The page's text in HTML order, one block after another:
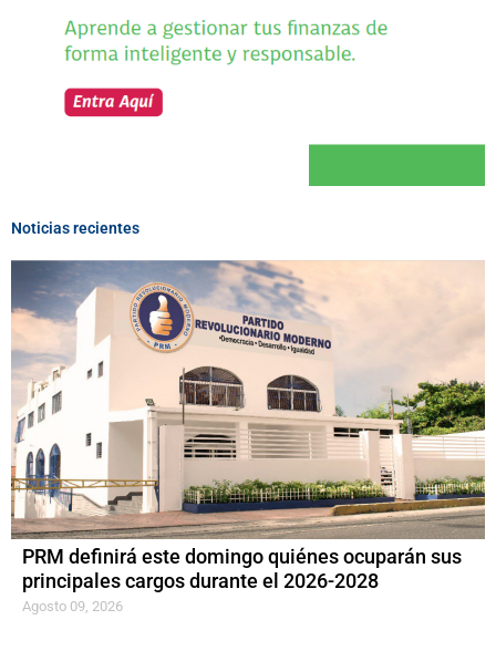
Noticias recientes
PRM definirá este domingo quiénes ocuparán sus
principales cargos durante el 2026-2028
Agosto 09, 2026